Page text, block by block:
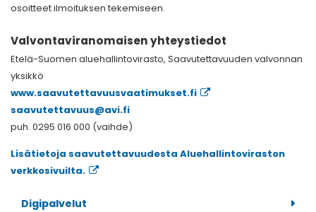
Digipalvelut
osoitteet ilmoituksen tekemiseen.
Valvontaviranomaisen yhteystiedot
Etelä-Suomen aluehallintovirasto, Saavutettavuuden valvonnan
yksikkö
www.saavutettavuusvaatimukset.fi
saavutettavuus@avi.fi
puh. 0295 016 000 (vaihde)
Lisätietoja saavutettavuudesta Aluehallintoviraston
verkkosivuilta.